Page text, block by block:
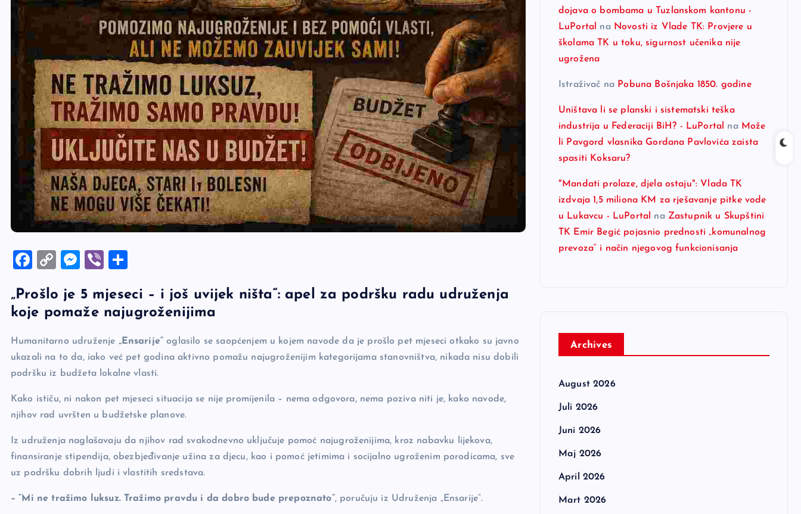
F
c
e
b
o
o
k
C
p
y
Li
n
k
M
se
n
g
er
Vi
er ar
e
„Prošlo je 5 mjeseci – i još uvijek ništa“: apel za podršku radu udruženja
koje pomaže najugroženijima
Humanitarno udruženje „Ensarije“ oglasilo se saopćenjem u kojem navode da je prošlo pet mjeseci otkako su javno
ukazali na to da, iako već pet godina aktivno pomažu najugroženijim kategorijama stanovništva, nikada nisu dobili
podršku iz budžeta lokalne vlasti.
Kako ističu, ni nakon pet mjeseci situacija se nije promijenila – nema odgovora, nema poziva niti je, kako navode,
njihov rad uvršten u budžetske planove.
Iz udruženja naglašavaju da njihov rad svakodnevno uključuje pomoć najugroženijima, kroz nabavku lijekova,
finansiranje stipendija, obezbjeđivanje užina za djecu, kao i pomoć jetimima i socijalno ugroženim porodicama, sve
uz podršku dobrih ljudi i vlastitih sredstava.
– “Mi ne tražimo luksuz. Tražimo pravdu i da dobro bude prepoznato”, poručuju iz Udruženja „Ensarije“.
dojava o bombama u Tuzlanskom kantonu -
LuPortal
na Novosti iz Vlade TK: Provjere u
školama TK u toku, sigurnost učenika nije
ugrožena
Istraživač na Pobuna Bošnjaka 1850. godine
Uništava li se planski i sistematski teška
industrija u Federaciji BiH? - LuPortal
na Može
li Pavgord vlasnika Gordana Pavlovića zaista
spasiti Koksaru?
"Mandati prolaze, djela ostaju": Vlada TK
izdvaja 1,5 miliona KM za rješavanje pitke vode
u Lukavcu - LuPortal
na Zastupnik u Skupštini
TK Emir Begić pojasnio prednosti „komunalnog
prevoza“ i način njegovog funkcionisanja
Archives
August 2026
Juli 2026
Juni 2026
Maj 2026
April 2026
Mart 2026